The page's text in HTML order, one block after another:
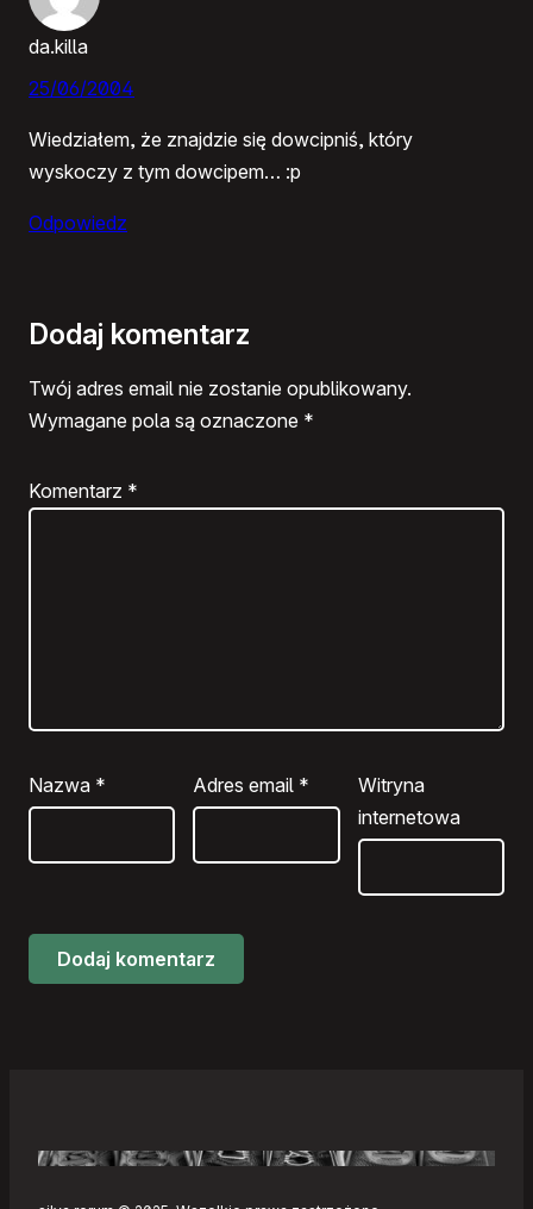
da.killa
25/06/2004
Wiedziałem, że znajdzie się dowcipniś, który
wyskoczy z tym dowcipem… :p
Odpowiedz
Dodaj komentarz
Twój adres email nie zostanie opublikowany.
Wymagane pola są oznaczone *
Komentarz *
Nazwa * Adres email *
Witryna
internetowa